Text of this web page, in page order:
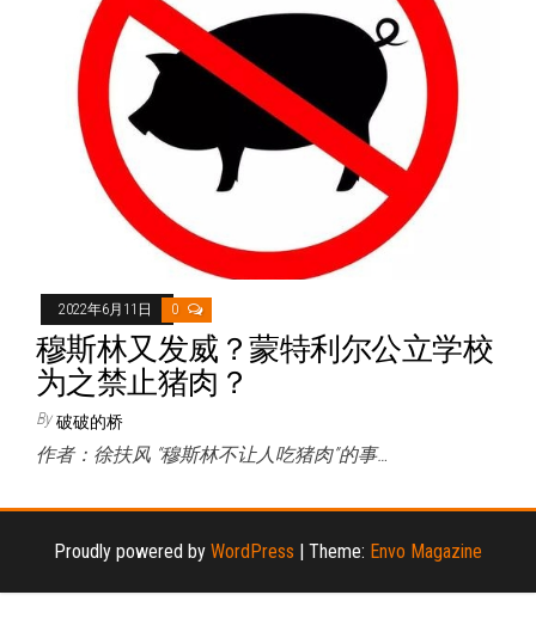
2022年6月11日 0
穆斯林又发威？蒙特利尔公立学校
为之禁止猪肉？
By 破破的桥
作者：徐扶风 “穆斯林不让人吃猪肉”的事…
Proudly powered by WordPress Theme: Envo Magazine